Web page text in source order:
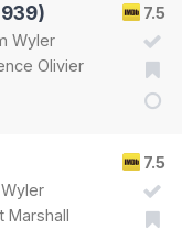
7.5
Wyler
Olivier
7.5
Marshall